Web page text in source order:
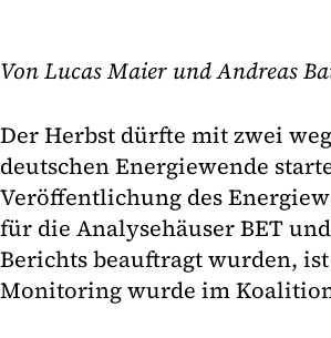
Von Lucas Maier und Andreas
Der Herbst dürfte mit zwei
deutschen Energiewende
Veröffentlichung des
für die Analysehäuser BET
Berichts beauftragt wurden,
Monitoring wurde im